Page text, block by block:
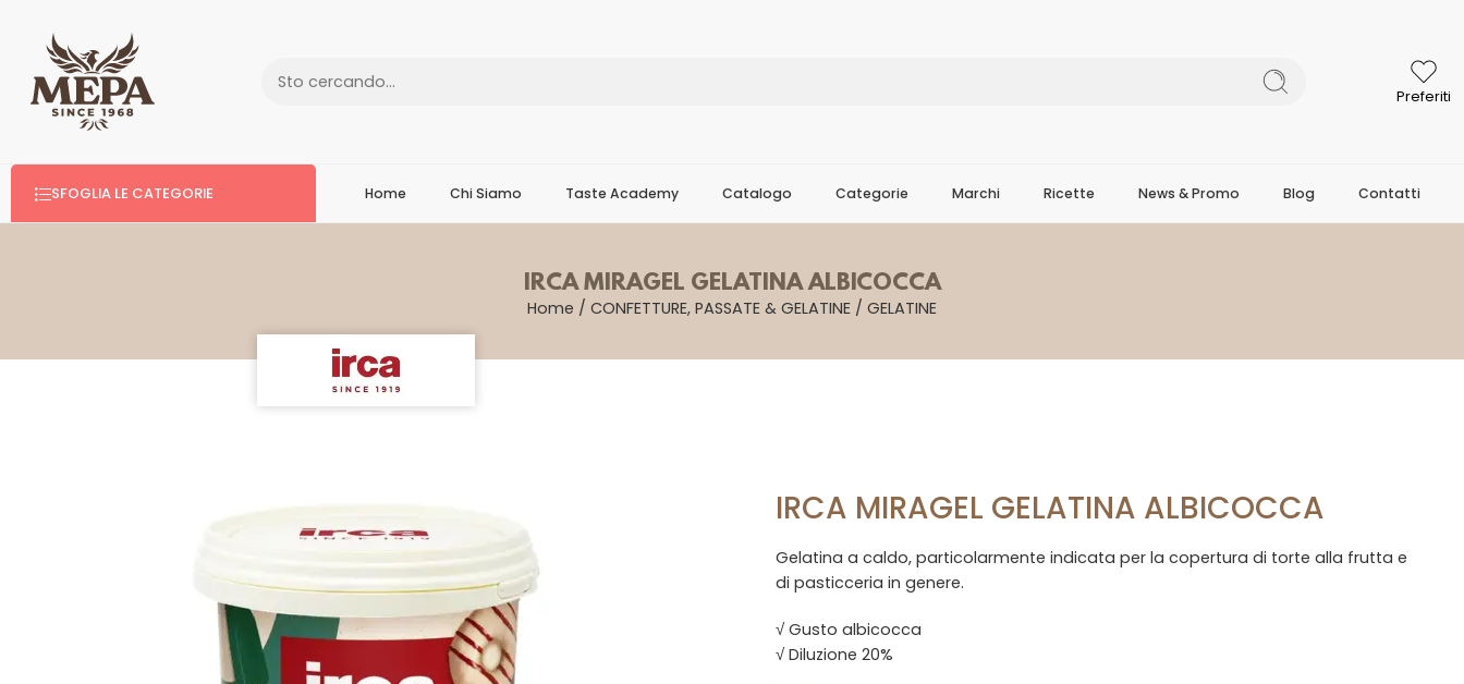
Preferiti
SFOGLIA LE CATEGORIE Home Chi Siamo Taste Academy Catalogo Categorie Marchi Ricette News & Promo Blog Contatti
IRCA MIRAGEL GELATINA ALBICOCCA
Home / CONFETTURE, PASSATE & GELATINE / GELATINE
IRCA MIRAGEL GELATINA ALBICOCCA
Gelatina a caldo, particolarmente indicata per la copertura di torte alla frutta e
di pasticceria in genere.
√ Gusto albicocca
√ Diluzione 20%